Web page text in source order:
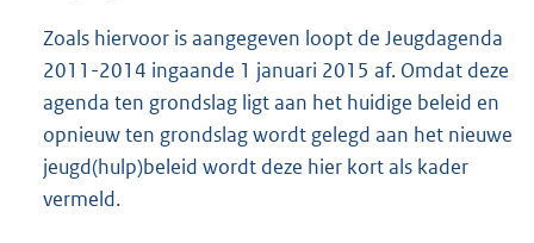
Zoals hiervoor is aangegeven loopt de Jeugdagenda
2011-2014 ingaande 1 januari 2015 af. Omdat deze
agenda ten grondslag ligt aan het huidige beleid en
opnieuw ten grondslag wordt gelegd aan het nieuwe
jeugd(hulp)beleid wordt deze hier kort als kader
vermeld.